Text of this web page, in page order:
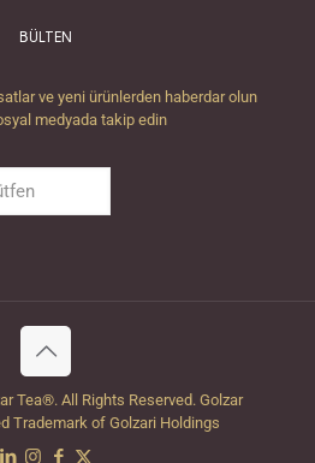
BÜLTEN
ve yeni ürünlerden haberdar olun
medyada takip edin
Tea®. All Rights Reserved. Golzar
Trademark of Golzari Holdings